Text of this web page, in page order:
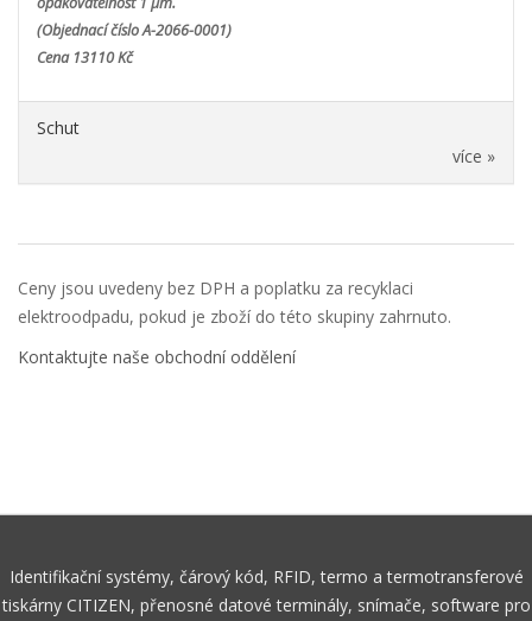
(Objednací číslo A-2066-0001)
Cena 13110 Kč
Schut
více »
Ceny jsou uvedeny bez DPH a poplatku za recyklaci
elektroodpadu, pokud je zboží do této skupiny zahrnuto.
Kontaktujte naše obchodní oddělení
Identifikační systémy, čárový kód, RFID, termo a termotransferové
tiskárny CITIZEN, přenosné datové terminály, snímače, software pro